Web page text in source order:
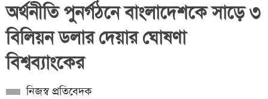
অর্থনীতি পুনর্গঠনে বাংলাদেশকে সাড়ে ৩
বিলিয়ন ডলার দেয়ার ঘোষণা
বিশ্বব্যাংকের
নিজস্ব প্রতিবেদক